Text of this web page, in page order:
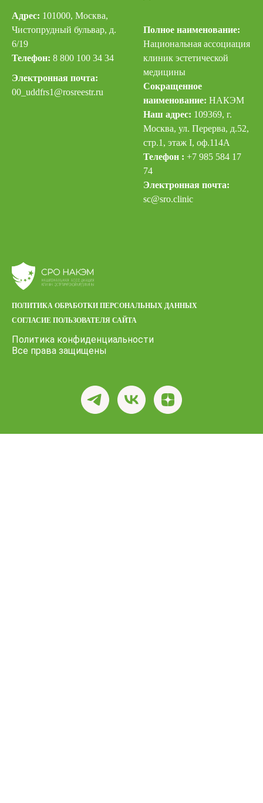
Адрес: 101000, Москва,
Чистопрудный бульвар, д.
6/19
Телефон: 8 800 100 34 34
Электронная почта:
00_uddfrs1@rosreestr.ru
Полное наименование:
Национальная ассоциация
клиник эстетической
медицины
Сокращенное
наименование: НАКЭМ
Наш адрес: 109369, г.
Москва, ул. Перерва, д.52,
стр.1, этаж I, оф.114А
Телефон : +7 985 584 17
74
Электронная почта:
sc@sro.clinic
ПОЛИТИКА ОБРАБОТКИ ПЕРСОНАЛЬНЫХ ДАННЫХ
СОГЛАСИЕ ПОЛЬЗОВАТЕЛЯ САЙТА
Политика конфиденциальности
Все права защищены